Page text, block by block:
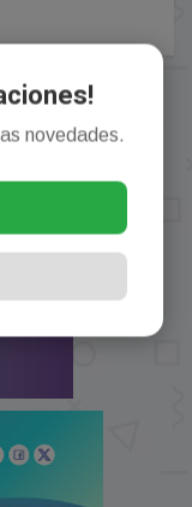
novedades.